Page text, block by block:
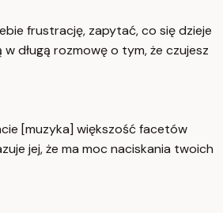
frustrację, zapytać, co się dzieje
długą rozmowę o tym, że czujesz
[muzyka] większość facetów
jej, że ma moc naciskania twoich